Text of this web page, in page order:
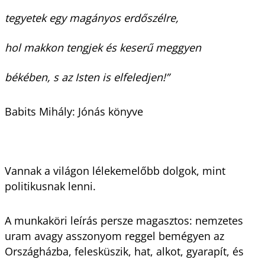
tegyetek egy magányos erdőszélre,
hol makkon tengjek és keserű meggyen
békében, s az Isten is elfeledjen!”
Babits Mihály: Jónás könyve
Vannak a világon lélekemelőbb dolgok, mint
politikusnak lenni.
A munkaköri leírás persze magasztos: nemzetes
uram avagy asszonyom reggel bemégyen az
Országházba, felesküszik, hat, alkot, gyarapít, és